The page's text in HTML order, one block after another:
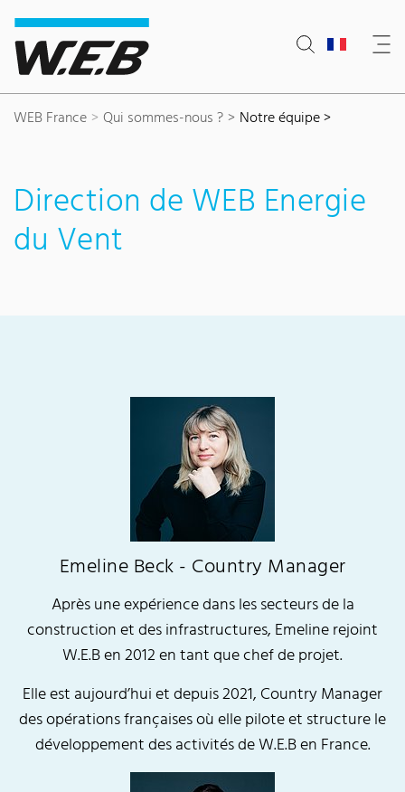
Content Area
Search
Main navigation
Contact
Footer
WEB France Qui sommes-nous ? Notre équipe >
Direction de WEB Energie
du Vent
Emeline Beck - Country Manager
Après une expérience dans les secteurs de la
construction et des infrastructures, Emeline rejoint
W.E.B en 2012 en tant que chef de projet.
Elle est aujourd’hui et depuis 2021, Country Manager
des opérations françaises où elle pilote et structure le
développement des activités de W.E.B en France.